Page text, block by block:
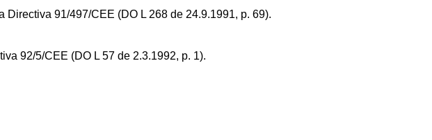
91/497/CEE (DO L 268 de 24.9.1991, p. 69).
92/5/CEE (DO L 57 de 2.3.1992, p. 1).